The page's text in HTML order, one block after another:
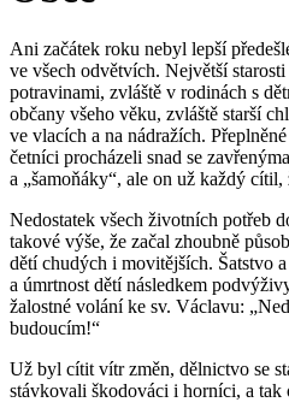
Ani začátek roku nebyl lepší
ve všech odvětvích. Největší
potravinami, zvláště v rodinách s
občany všeho věku, zvláště starší
ve vlacích a na nádražích.
četníci procházeli snad se
a „šamoňáky“, ale on už každý
Nedostatek všech životních potřeb
takové výše, že začal zhoubně
dětí chudých i movitějších. Šatstvo
a úmrtnost dětí následkem
žalostné volání ke sv. Václavu:
budoucím!“
Už byl cítit vítr změn, dělnictvo se
stávkovali škodováci i horníci, a tak